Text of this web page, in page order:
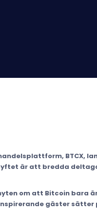
BTCX,
är att bredda
om att Bitcoin bara
gäster sätter